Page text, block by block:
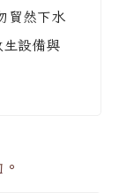
貿然下水
設備與